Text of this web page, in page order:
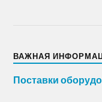
ВАЖНАЯ
Поставки